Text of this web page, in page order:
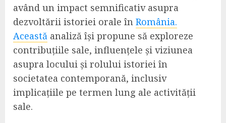
având un impact semnificativ asupra
dezvoltării istoriei orale în România.
Această analiză își propune să exploreze
contribuțiile sale, influențele și viziunea
asupra locului și rolului istoriei în
societatea contemporană, inclusiv
implicațiile pe termen lung ale activității
sale.